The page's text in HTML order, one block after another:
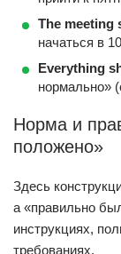
The meeting
начаться в
Everything
нормально»
Норма и
положено»
Здесь
а «правильно
инструкциях,
требованиях.